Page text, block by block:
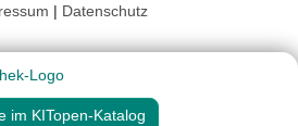
| Datenschutz
im KITopen-Katalog